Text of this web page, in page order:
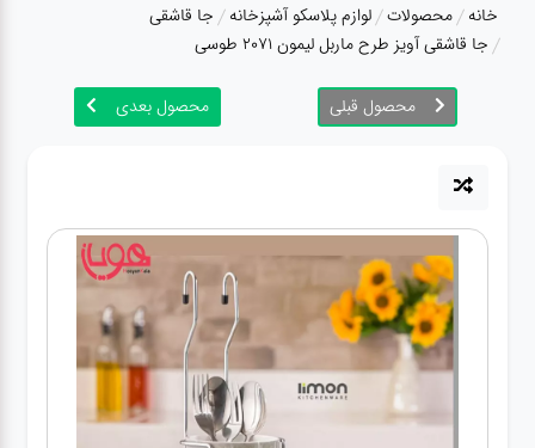
درباره
مراقبت شخصی
سرویس های
چینی زرین
خانه محصولات لوازم پلاسکو آشپزخانه
جا قاشقی
جا قاشقی آویز طرح ماربل لیمون 2071 طوسی
محصول قبلی محصول بعدی